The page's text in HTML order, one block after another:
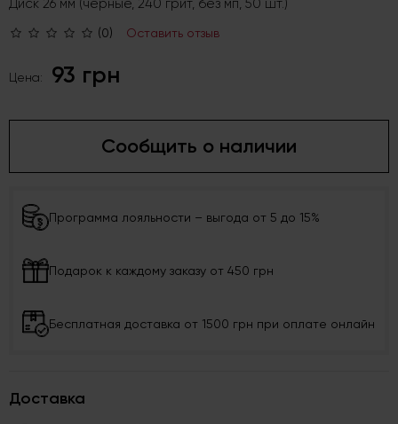
Диск 26 мм (черные, 240 грит, без мп, 50 шт.)
(0) Оставить отзыв
Цена: 93 грн
Сообщить о наличии
Программа лояльности – выгода от 5 до 15%
Подарок к каждому заказу от 450 грн
Бесплатная доставка от 1500 грн при оплате онлайн
Доставка